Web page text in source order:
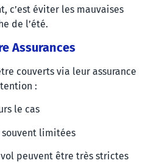
c’est éviter les mauvaises
de l’été.
Assurances
couverts via leur assurance
:
le cas
souvent limitées
peuvent être très strictes